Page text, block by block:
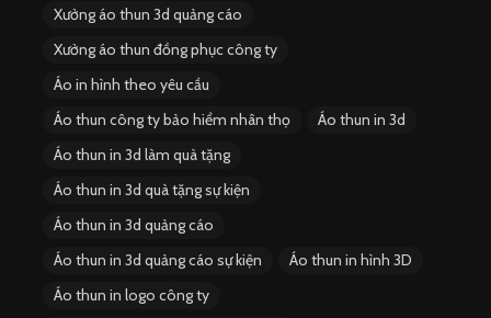
Xưởng áo thun 3d quảng cáo
Xưởng áo thun đồng phục công ty
Áo in hình theo yêu cầu
Áo thun công ty bảo hiểm nhân thọ
Áo thun in 3d
Áo thun in 3d làm quà tặng
Áo thun in 3d quà tặng sự kiện
Áo thun in 3d quảng cáo
Áo thun in 3d quảng cáo sự kiện
Áo thun in hình 3D
Áo thun in logo công ty